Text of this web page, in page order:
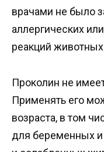
врачами не было
аллергических
реакций животных
Проколин не
Применять его
возраста, в том
для беременных